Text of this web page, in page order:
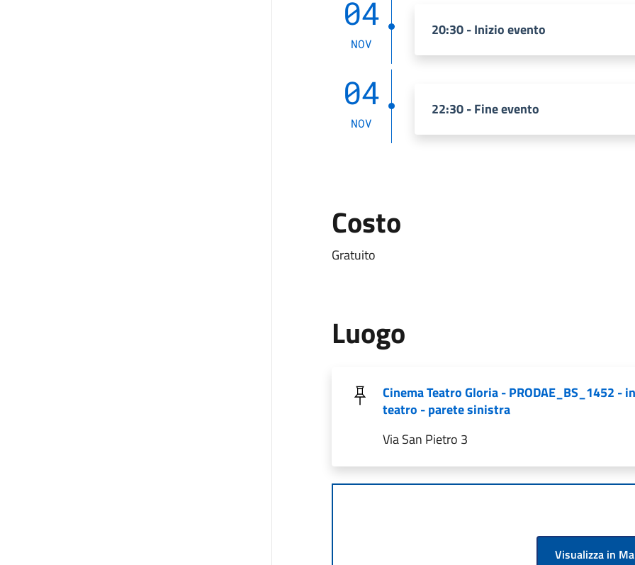
04
NOV
20:30 - Inizio evento
04
NOV
22:30 - Fine evento
Costo
Gratuito
Luogo
Cinema Teatro Gloria - PRODAE_BS_1452 -
teatro - parete sinistra
Via San Pietro 3
Visualizza in